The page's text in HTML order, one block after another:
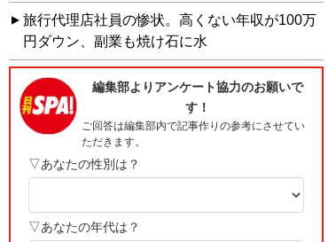
旅行代理店社員の惨状。高くない年収が100万
円ダウン、副業も焼け石に水